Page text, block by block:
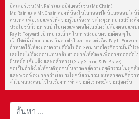
มิสเตอร์เรน (Mr. Rain) และมิสเตอร์เชน (Mr. Chain)
Mr. Rain และ Mr. Chain สองพี่น้องในโลกออฟไลน์และออนไล
สนเทศ เพื่อเผยแพร่ให้ความรู้ในเรื่องราวต่างๆ มากมายสร้าง
ประโยชน์ก็สามารถนำไปเผยแพร่ต่อได้เลยโดยไม่ต้องตอบแทน
Pay It Forward เป้าหมายเล็ก ๆ ในการส่งมอบความดีต่อ ๆ ไป
เว็ปไซต์นี้เกิดจากแรงบันดาลใจในภาพยนต์เรื่อง Pay It
กำหนดไว้ให้ส่งมอบความดีต่อไปอีก 3 คน หากใครคิดว่ามันมีปร
เลยโดยไม่ต้องตอบแทนกลับมา อยากให้ส่งต่อเพื่อถ่ายทอดต่อไป
ยืนหยัด เข้มแข็ง และกล้าหาญ (Stay Strong & Be Brave)
ขอเป็นกำลังใจให้คนดีทุกคนในการต่อสู้ความอยุติธรรม ในยุค
และพวกฟ้องมากกว่าผลประโยชน์ส่วนรวม จนหลายคนคิดว่า
คำในหลวงสอนไว้ในเรื่องการทำความดีเราจะมีความสุขครับ
การค้นหา